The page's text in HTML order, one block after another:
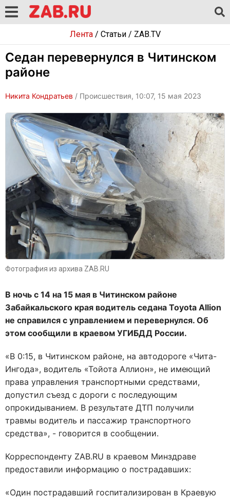
Лента/ Статьи/ ZAB.TV
Седан перевернулся в Читинском
районе
Никита Кондратьев / Происшествия, 10:07, 15 мая 2023
Фотография из архива ZAB.RU
В ночь с 14 на 15 мая в Читинском районе
Забайкальского края водитель седана Toyota Allion
не справился с управлением и перевернулся. Об
этом сообщили в краевом УГИБДД России.
«В 0:15, в Читинском районе, на автодороге «Чита-
Ингода», водитель «Тойота Аллион», не имеющий
права управления транспортными средствами,
допустил съезд с дороги с последующим
опрокидыванием. В результате ДТП получили
травмы водитель и пассажир транспортного
средства», - говорится в сообщении.
Корреспонденту ZAB.RU в краевом Минздраве
предоставили информацию о пострадавших:
«Один пострадавший госпитализирован в Краевую